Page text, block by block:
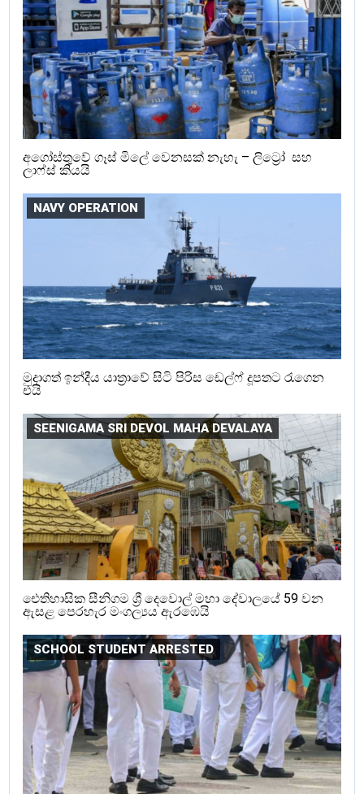
අගෝස්තුවේ ගෑස් මිලේ වෙනසක් නැහැ – ලිට්‍රෝ සහ
ලාෆ්ස් කියයි
NAVY OPERATION
මුදාගත් ඉන්දීය යාත්‍රාවේ සිටි පිරිස ඩෙල්ෆ් දූපතට රැගෙන
එයි
SEENIGAMA SRI DEVOL MAHA DEVALAYA
ඓතිහාසික සීනිගම ශ්‍රී දෙවොල් මහා දේවාලයේ 59 වන
ඇසළ පෙරහැර මංගල්‍යය ඇරඹෙයි
SCHOOL STUDENT ARRESTED